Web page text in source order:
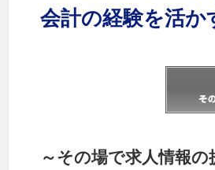
会計の経験を活か
～その場で求人情報